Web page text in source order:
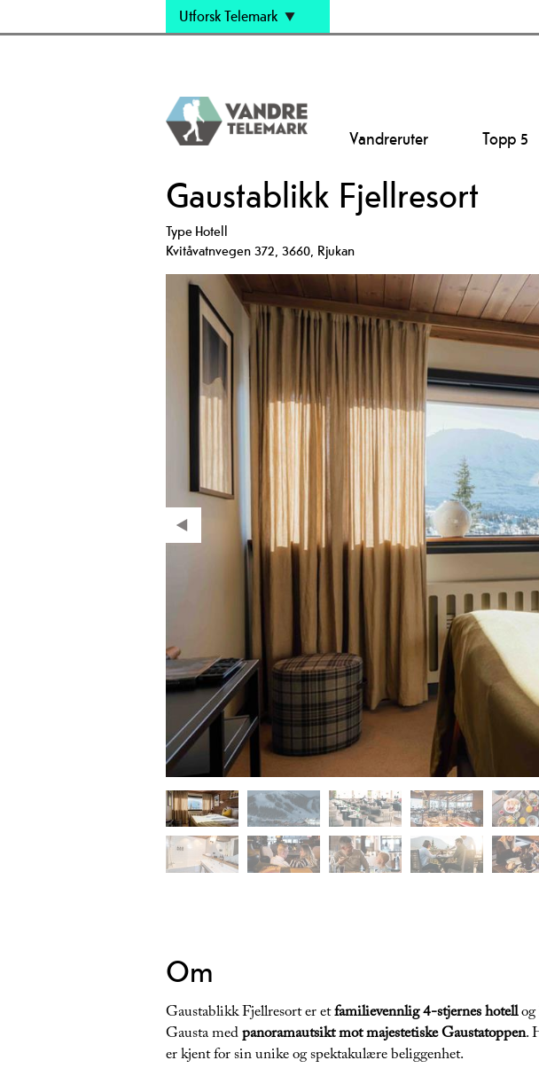
Utforsk Telemark
Vandreruter Topp 5
Gaustablikk Fjellresort
TypeHotell
Kvitåvatnvegen 372, 3660, Rjukan
Om
Gaustablikk Fjellresort er etfamilievennlig 4-stjernes hotellog
Gausta medpanoramautsikt mot majestetiske Gaustatoppen.
er kjent for sin unike og spektakulære beliggenhet.